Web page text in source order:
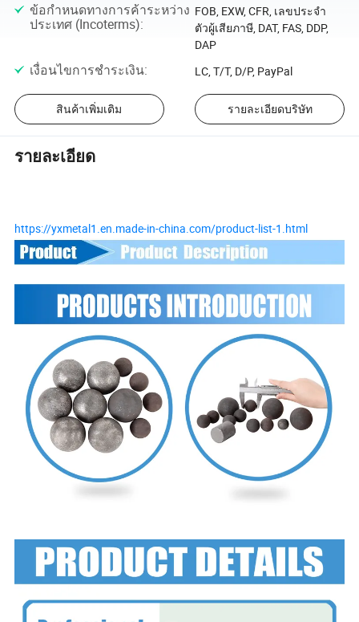
ข้อกำหนดทางการค้าระหว่าง
ประเทศ (Incoterms):
FOB, EXW, CFR, เลขประจำ
ตัวผู้เสียภาษี, DAT, FAS, DDP,
DAP
เงื่อนไขการชำระเงิน: LC, T/T, D/P, PayPal
สินค้าเพิ่มเติม รายละเอียดบริษัท
รายละเอียด
https://yxmetal1.en.made-in-china.com/product-list-1.html